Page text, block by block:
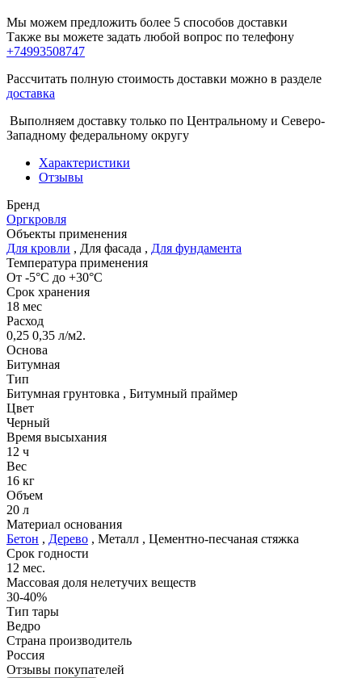
Мы можем предложить более 5 способов доставки
Также вы можете задать любой вопрос по телефону
+74993508747
Рассчитать полную стоимость доставки можно в разделе
доставка
Выполняем доставку только по Центральному и Северо-
Западному федеральному округу
Характеристики
Отзывы
Бренд
Оргкровля
Объекты применения
Для кровли , Для фасада , Для фундамента
Температура применения
От -5°С до +30°С
Срок хранения
18 мес
Расход
0,25 0,35 л/м2.
Основа
Битумная
Тип
Битумная грунтовка , Битумный праймер
Цвет
Черный
Время высыхания
12 ч
Вес
16 кг
Объем
20 л
Материал основания
Бетон , Дерево , Металл , Цементно-песчаная стяжка
Срок годности
12 мес.
Массовая доля нелетучих веществ
30-40%
Тип тары
Ведро
Страна производитель
Россия
Отзывы покупателей